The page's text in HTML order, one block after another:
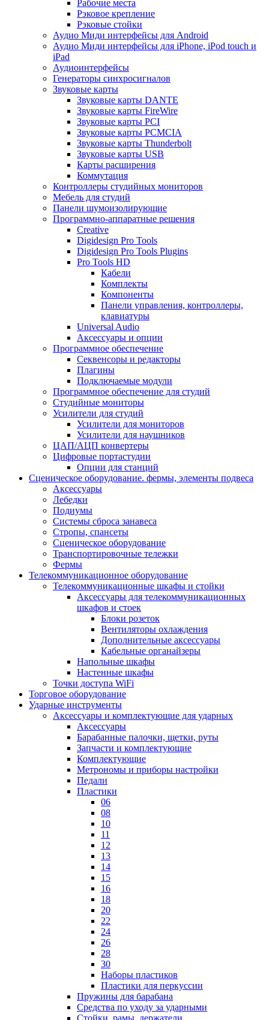
Рабочие места
Рэковое крепление
Рэковые стойки
Аудио Миди интерфейсы для Android
Аудио Миди интерфейсы для iPhone, iPod touch и
iPad
Аудиоинтерфейсы
Генераторы синхросигналов
Звуковые карты
Звуковые карты DANTE
Звуковые карты FireWire
Звуковые карты PCI
Звуковые карты PCMCIA
Звуковые карты Thunderbolt
Звуковые карты USB
Карты расширения
Коммутация
Контроллеры студийных мониторов
Мебель для студий
Панели шумоизолирующие
Программно-аппаратные решения
Creative
Digidesign Pro Tools
Digidesign Pro Tools Plugins
Pro Tools HD
Кабели
Комплекты
Компоненты
Панели управления, контроллеры,
клавиатуры
Universal Audio
Аксессуары и опции
Программное обеспечение
Cеквенсоры и редакторы
Плагины
Подключаемые модули
Программное обеспечение для студий
Студийные мониторы
Усилители для студий
Усилители для мониторов
Усилители для наушников
ЦАП/АЦП конвертеры
Цифровые портастудии
Опции для станций
Сценическое оборудование. фермы, элементы подвеса
Аксессуары
Лебедки
Подиумы
Системы сброса занавеса
Стропы, спансеты
Сценическое оборудование
Транспортировочные тележки
Фермы
Телекоммуникационное оборудование
Телекоммуникационные шкафы и стойки
Аксессуары для телекоммуникационных
шкафов и стоек
Блоки розеток
Вентиляторы охлаждения
Дополнительные аксессуары
Кабельные органайзеры
Напольные шкафы
Настенные шкафы
Точки доступа WiFi
Торговое оборудование
Ударные инструменты
Аксессуары и комплектующие для ударных
Аксессуары
Барабанные палочки, щетки, руты
Запчасти и комплектующие
Комплектующие
Метрономы и приборы настройки
Педали
Пластики
06
08
10
11
12
13
14
15
16
18
20
22
24
26
28
30
Наборы пластиков
Пластики для перкуссии
Пружины для барабана
Средства по уходу за ударными
Стойки, рамы, держатели